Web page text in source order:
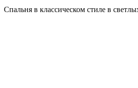
Спальня в классическом стиле в